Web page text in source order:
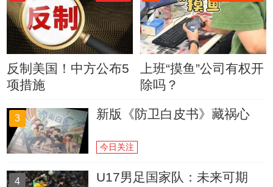
反制美国！中方公布5
项措施
上班“摸鱼”公司有权开
除吗？
3 新版《防卫白皮书》藏祸心
今日关注
4 U17男足国家队：未来可期